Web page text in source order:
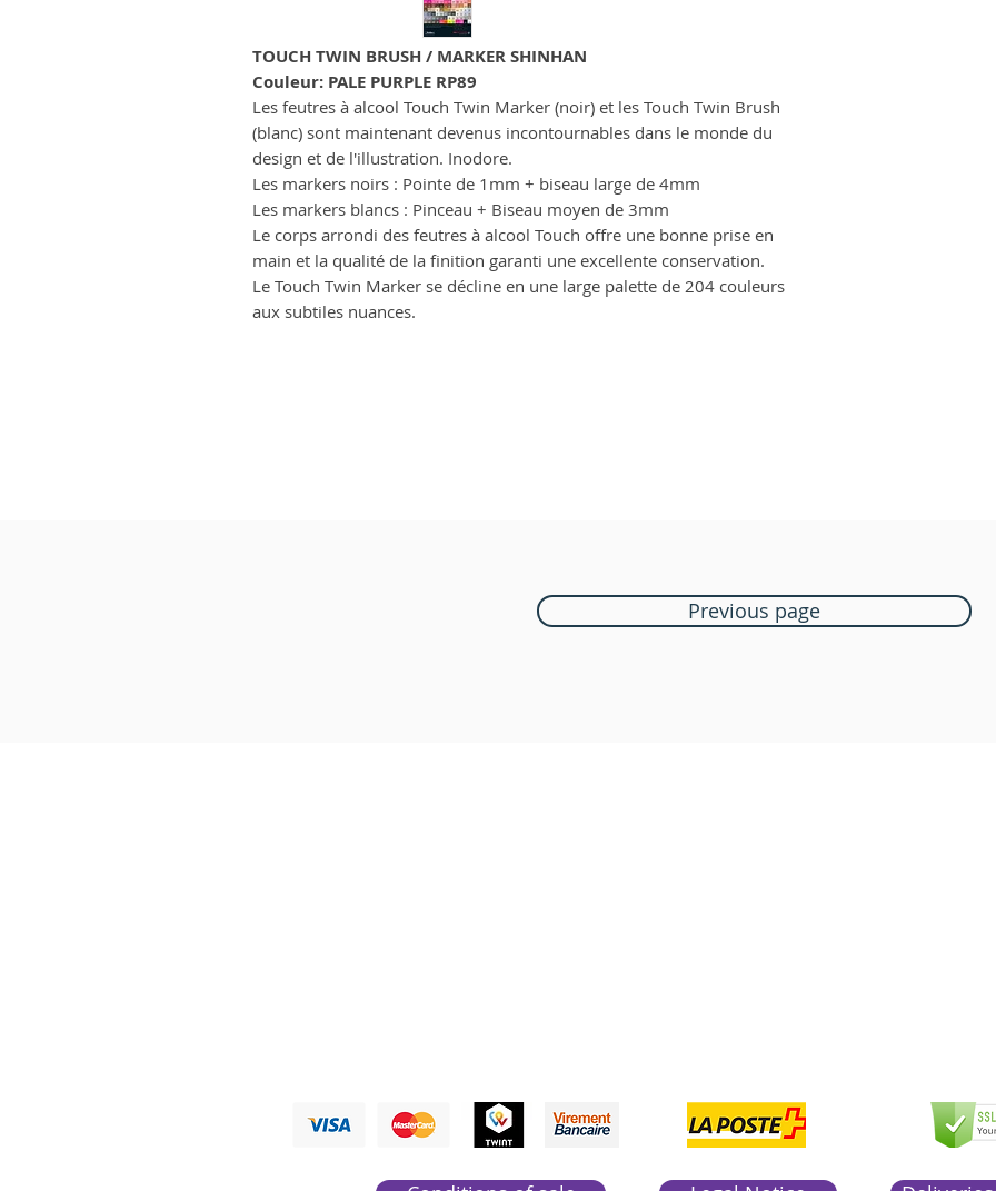
TOUCH TWIN BRUSH / MARKER SHINHAN
Couleur: PALE PURPLE RP89
Les feutres à alcool Touch Twin Marker (noir) et les Touch Twin Brush
(blanc) sont maintenant devenus incontournables dans le monde du
design et de l'illustration. Inodore.
Les markers noirs : Pointe de 1mm + biseau large de 4mm
Les markers blancs : Pinceau + Biseau moyen de 3mm
Le corps arrondi des feutres à alcool Touch offre une bonne prise en
main et la qualité de la finition garanti une excellente conservation.
Le Touch Twin Marker se décline en une large palette de 204 couleurs
aux subtiles nuances.
Previous page